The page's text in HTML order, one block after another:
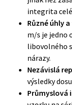
integrita
Různé úhly
m/s je jedno
libovolného
nárazy.
Nezávislá
výsledky
Průmyslová